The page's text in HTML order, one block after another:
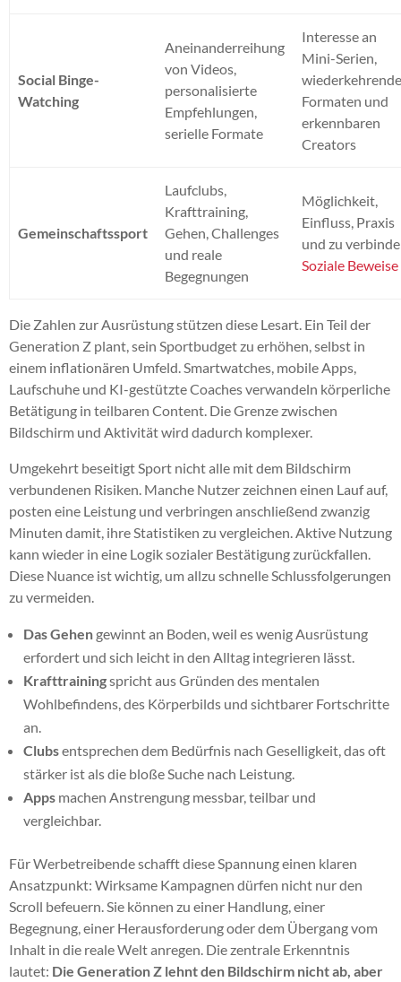
Social Binge-
Watching
Aneinanderreihung
von Videos,
personalisierte
Empfehlungen,
serielle Formate
Interesse an
Mini-Serien,
Formaten und
erkennbaren
Creators
Gemeinschaftssport
Laufclubs,
Krafttraining,
Gehen, Challenges
und reale
Begegnungen
Möglichkeit,
Einfluss, Praxis
und zu
Soziale Beweise
Die Zahlen zur Ausrüstung stützen diese Lesart. Ein Teil der
Generation Z plant, sein Sportbudget zu erhöhen, selbst in
einem inflationären Umfeld. Smartwatches, mobile Apps,
Laufschuhe und KI-gestützte Coaches verwandeln körperliche
Betätigung in teilbaren Content. Die Grenze zwischen
Bildschirm und Aktivität wird dadurch komplexer.
Umgekehrt beseitigt Sport nicht alle mit dem Bildschirm
verbundenen Risiken. Manche Nutzer zeichnen einen Lauf auf,
posten eine Leistung und verbringen anschließend zwanzig
Minuten damit, ihre Statistiken zu vergleichen. Aktive Nutzung
kann wieder in eine Logik sozialer Bestätigung zurückfallen.
Diese Nuance ist wichtig, um allzu schnelle Schlussfolgerungen
zu vermeiden.
Das Gehen gewinnt an Boden, weil es wenig Ausrüstung
erfordert und sich leicht in den Alltag integrieren lässt.
Krafttrainingspricht aus Gründen des mentalen
Wohlbefindens, des Körperbilds und sichtbarer Fortschritte
an.
Clubsentsprechen dem Bedürfnis nach Geselligkeit, das oft
stärker ist als die bloße Suche nach Leistung.
Apps machen Anstrengung messbar, teilbar und
vergleichbar.
Für Werbetreibende schafft diese Spannung einen klaren
Ansatzpunkt: Wirksame Kampagnen dürfen nicht nur den
Scroll befeuern. Sie können zu einer Handlung, einer
Begegnung, einer Herausforderung oder dem Übergang vom
Inhalt in die reale Welt anregen. Die zentrale Erkenntnis
lautet: Die Generation Z lehnt den Bildschirm nicht ab, aber